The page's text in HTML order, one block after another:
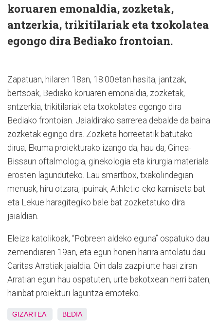
koruaren emonaldia, zozketak,
antzerkia, trikitilariak eta txokolatea
egongo dira Bediako frontoian.
Zapatuan, hilaren 18an, 18:00etan hasita, jantzak,
bertsoak, Bediako koruaren emonaldia, zozketak,
antzerkia, trikitilariak eta txokolatea egongo dira
Bediako frontoian. Jaialdirako sarrerea debalde da baina
zozketak egingo dira. Zozketa horreetatik batutako
dirua, Ekuma proiekturako izango da; hau da, Ginea-
Bissaun oftalmologia, ginekologia eta kirurgia materiala
erosten lagunduteko. Lau smartbox, txakolindegian
menuak, hiru otzara, ipuinak, Athletic-eko kamiseta bat
eta Lekue haragitegiko bale bat zozketatuko dira
jaialdian.
Eleiza katolikoak, “Pobreen aldeko eguna” ospatuko dau
zemendiaren 19an, eta egun honen harira antolatu dau
Caritas Arratiak jaialdia. Oin dala zazpi urte hasi ziran
Arratian egun hau ospatuten, urte bakotxean herri baten,
hainbat proiekturi laguntza emoteko.
GIZARTEA BEDIA